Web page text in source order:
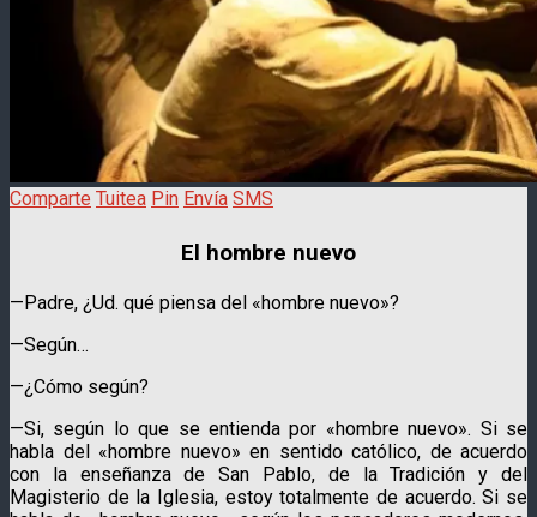
Comparte Tuitea Pin Envía SMS
El hombre nuevo
—Padre, ¿Ud. qué piensa del «hombre nuevo»?
—Según…
—¿Cómo según?
—Si, según lo que se entienda por «hombre nuevo». Si se
habla del «hombre nuevo» en sentido católico, de acuerdo
con la enseñanza de San Pablo, de la Tradición y del
Magisterio de la Iglesia, estoy totalmente de acuerdo. Si se